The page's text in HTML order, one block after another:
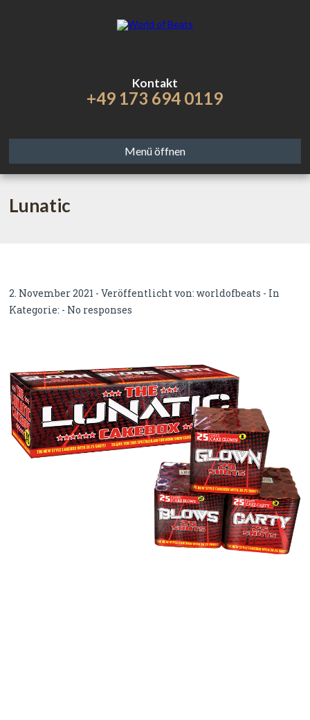
Kontakt
+49 173 694 0119
Menü öffnen
Lunatic
2. November 2021 - Veröffentlicht von:worldofbeats - In
Kategorie: - No responses